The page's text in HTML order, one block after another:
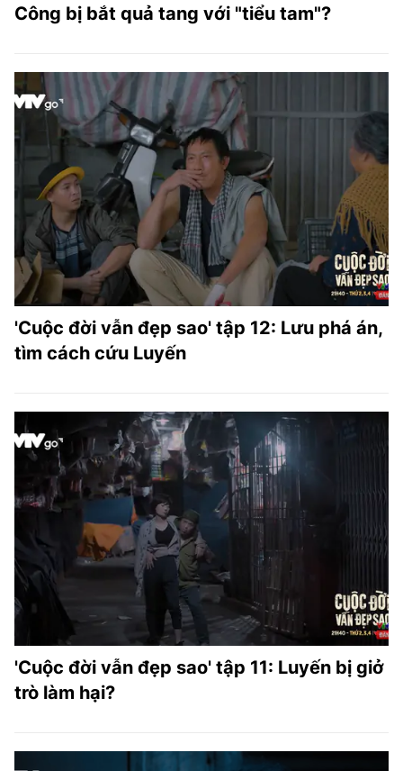
Công bị bắt quả tang với "tiểu tam"?
'Cuộc đời vẫn đẹp sao' tập 12: Lưu phá án,
tìm cách cứu Luyến
'Cuộc đời vẫn đẹp sao' tập 11: Luyến bị giở
trò làm hại?